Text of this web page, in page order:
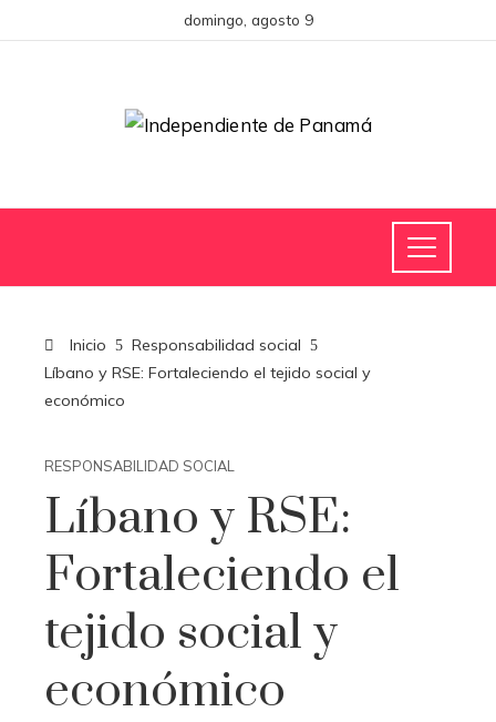
domingo, agosto 9
Inicio
Responsabilidad social
Líbano y RSE: Fortaleciendo el tejido social y
económico
RESPONSABILIDAD SOCIAL
Líbano y RSE:
Fortaleciendo el
tejido social y
económico